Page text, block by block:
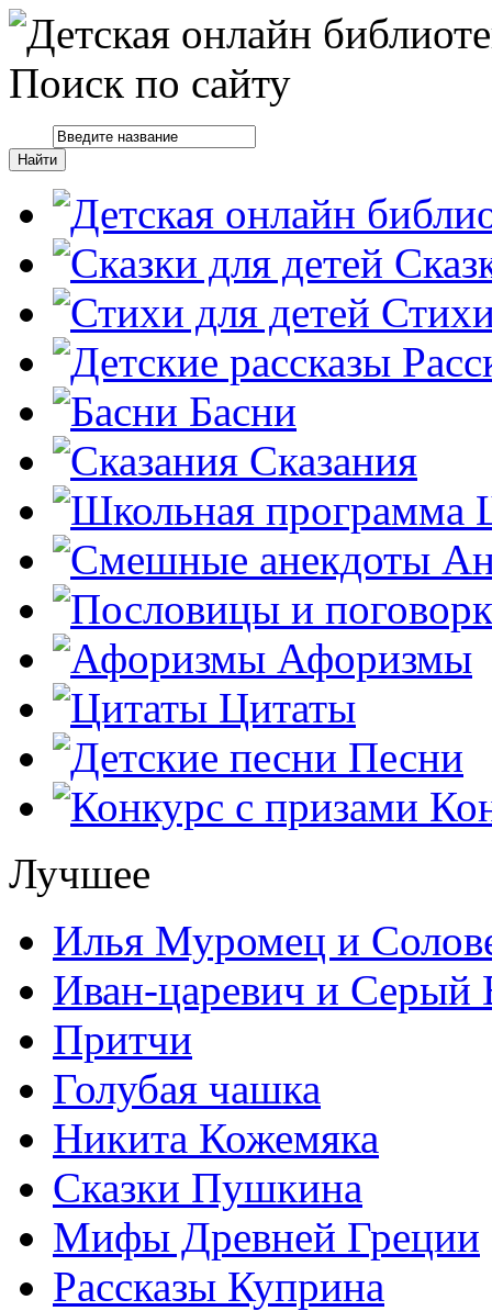
Поиск по сайту
Басни
Сказания
Афоризмы
Цитаты
Песни
Лучшее
Илья Муромец и
Иван-царевич и Серый
Притчи
Голубая чашка
Никита Кожемяка
Сказки Пушкина
Мифы Древней Греции
Рассказы Куприна